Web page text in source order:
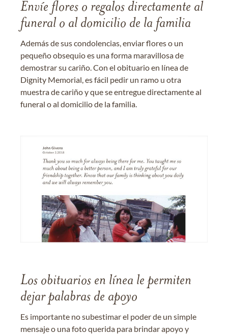
Envíe flores o regalos directamente al
funeral o al domicilio de la familia
Además de sus condolencias, enviar flores o un
pequeño obsequio es una forma maravillosa de
demostrar su cariño. Con el obituario en línea de
Dignity Memorial, es fácil pedir un ramo u otra
muestra de cariño y que se entregue directamente al
funeral o al domicilio de la familia.
Los obituarios en línea le permiten
dejar palabras de apoyo
Es importante no subestimar el poder de un simple
mensaje o una foto querida para brindar apoyo y